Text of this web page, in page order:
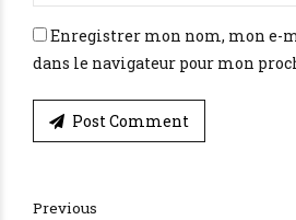
Enregistrer mon nom, mon e-
dans le navigateur pour mon
Post Comment
Previous